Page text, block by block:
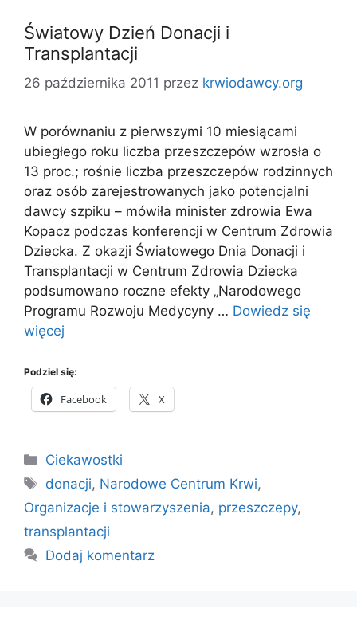
Światowy Dzień Donacji i
Transplantacji
26 października 2011 przez krwiodawcy.org
W porównaniu z pierwszymi 10 miesiącami
ubiegłego roku liczba przeszczepów wzrosła o
13 proc.; rośnie liczba przeszczepów rodzinnych
oraz osób zarejestrowanych jako potencjalni
dawcy szpiku – mówiła minister zdrowia Ewa
Kopacz podczas konferencji w Centrum Zdrowia
Dziecka. Z okazji Światowego Dnia Donacji i
Transplantacji w Centrum Zdrowia Dziecka
podsumowano roczne efekty „Narodowego
Programu Rozwoju Medycyny … Dowiedz się
więcej
Podziel się:
Facebook X
Kategorie
Ciekawostki
Tagi
donacji, Narodowe Centrum Krwi,
Organizacje i stowarzyszenia, przeszczepy,
transplantacji
Dodaj komentarz